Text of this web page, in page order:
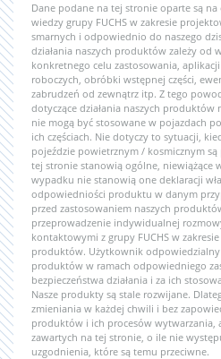
Dane podane na tej stronie oparte są
wiedzy grupy FUCHS w zakresie
smarnych i odpowiednio do naszego
działania naszych produktów zależy od
konkretnego celu zastosowania,
roboczych, obróbki wstępnej części,
zabrudzeń od zewnątrz itp. Z tego
dotyczące działania naszych
nie mogą być stosowane w pojazdach
ich częściach. Nie dotyczy to sytuacji,
pojeździe powietrznym / kosmicznym
tej stronie stanowią ogólne, niewiążące
wypadku nie stanowią one deklaracji
odpowiedniości produktu w danym
przed zastosowaniem naszych
przeprowadzenie indywidualnej
kontaktowymi z grupy FUCHS w
produktów. Użytkownik
produktów w ramach odpowiedniego
bezpieczeństwa działania i za ich
Nasze produkty są stale rozwijane.
zmieniania w każdej chwili i bez
produktów i ich procesów wytwarzania,
zawartych na tej stronie, o ile nie
uzgodnienia, które są temu przeciwne.